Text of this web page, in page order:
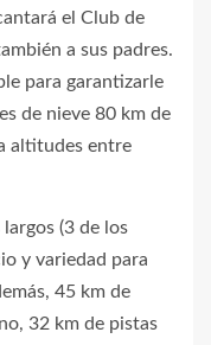
el Club de
a sus padres.
para garantizarle
de nieve 80 km de
altitudes entre
(3 de los
y variedad para
45 km de
32 km de pistas